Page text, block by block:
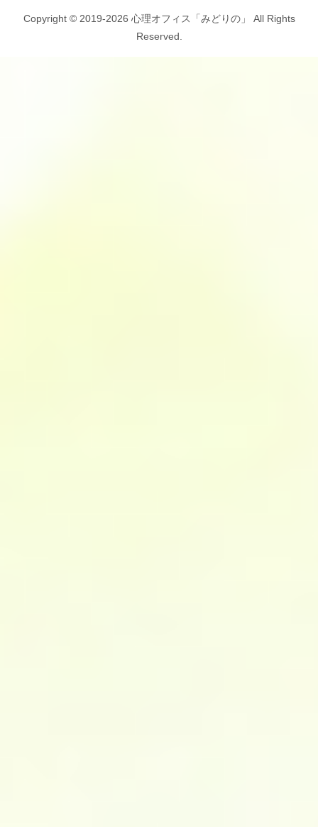
Copyright © 2019-2026 心理オフィス「みどりの」 All Rights
Reserved.